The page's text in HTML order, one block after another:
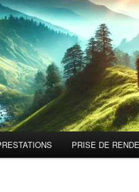
PRISE DE